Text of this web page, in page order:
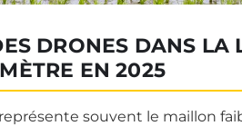
DRONES DANS LA
EN 2025
représente souvent le maillon